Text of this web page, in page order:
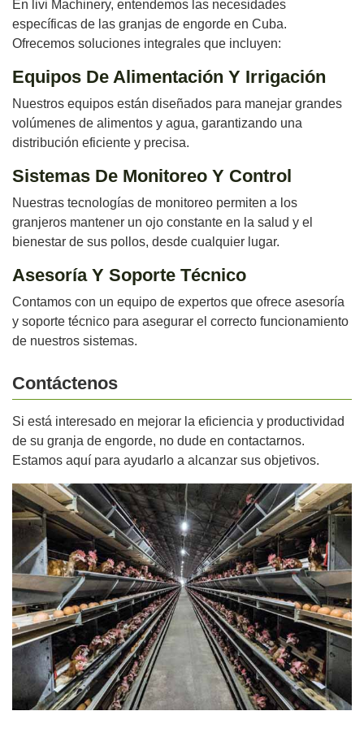
En livi Machinery, entendemos las necesidades
específicas de las granjas de engorde en Cuba.
Ofrecemos soluciones integrales que incluyen:
Equipos De Alimentación Y Irrigación
Nuestros equipos están diseñados para manejar grandes
volúmenes de alimentos y agua, garantizando una
distribución eficiente y precisa.
Sistemas De Monitoreo Y Control
Nuestras tecnologías de monitoreo permiten a los
granjeros mantener un ojo constante en la salud y el
bienestar de sus pollos, desde cualquier lugar.
Asesoría Y Soporte Técnico
Contamos con un equipo de expertos que ofrece asesoría
y soporte técnico para asegurar el correcto funcionamiento
de nuestros sistemas.
Contáctenos
Si está interesado en mejorar la eficiencia y productividad
de su granja de engorde, no dude en contactarnos.
Estamos aquí para ayudarlo a alcanzar sus objetivos.